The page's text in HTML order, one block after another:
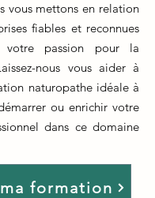
vous mettons en relation
fiables et reconnues
votre passion pour la
nous vous aider à
naturopathe idéale à
ou enrichir votre
dans ce domaine
formation